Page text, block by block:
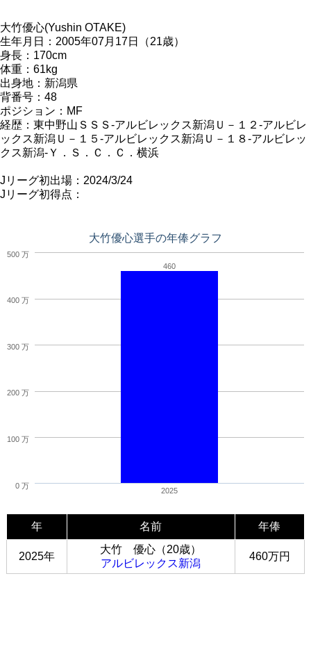
大竹優心(Yushin OTAKE)
生年月日：2005年07月17日（21歳）
身長：170cm
体重：61kg
出身地：新潟県
背番号：48
ポジション：MF
経歴：東中野山ＳＳＳ-アルビレックス新潟Ｕ－１２-アルビレ
ックス新潟Ｕ－１５-アルビレックス新潟Ｕ－１８-アルビレッ
クス新潟-Ｙ．Ｓ．Ｃ．Ｃ．横浜
Jリーグ初出場：2024/3/24
Jリーグ初得点：
大竹優心選手の年俸グラフ
460
2025
0 万
100 万
200 万
300 万
400 万
500 万
年 名前 年俸
2025年
大竹 優心（20歳）
アルビレックス新潟
460万円